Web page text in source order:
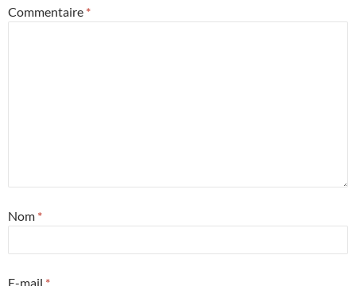
Commentaire *
Nom *
E-mail *